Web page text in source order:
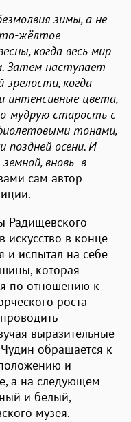
зимы, а не
жёлтое
когда весь мир
Затем наступает
зрелости, когда
интенсивные цвета,
мудрую старость с
тонами,
поздней осени. И
земной, вновь в
сам автор
Радищевского
в конце
и испытал на себе
которая
по отношению к
роста
выразительные
обращается к
и
а на следующем
и белый,
музея.